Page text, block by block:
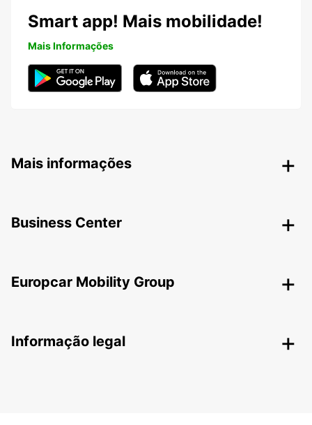
Smart app! Mais mobilidade!
Mais Informações
Mais informações
Business Center
Europcar Mobility Group
Informação legal